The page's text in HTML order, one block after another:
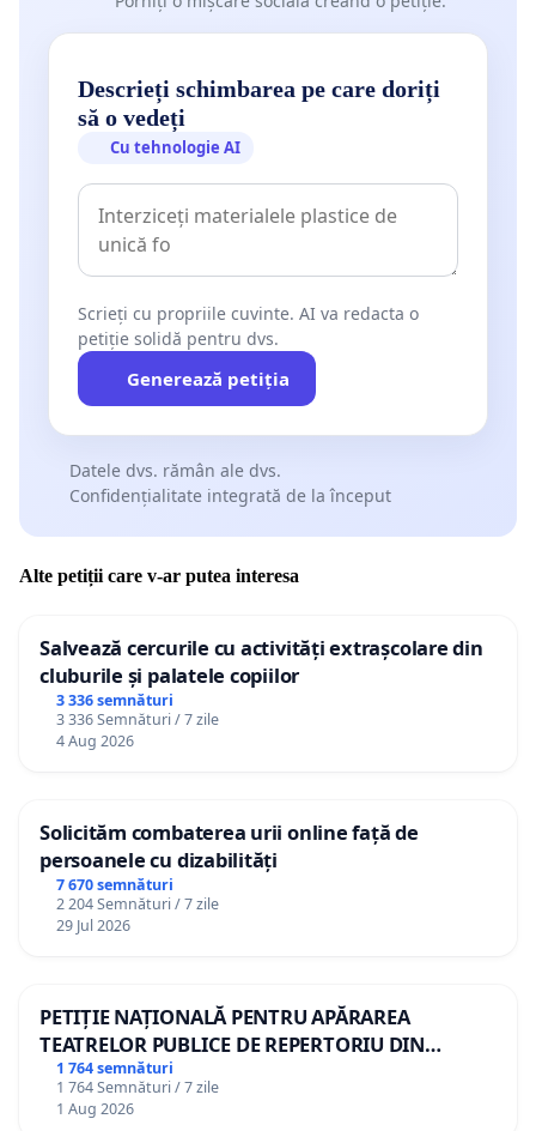
Descrieți schimbarea pe care doriți
să o vedeți
Cu tehnologie AI
Scrieți cu propriile cuvinte. AI va redacta o
petiție solidă pentru dvs.
Generează petiția
Datele dvs. rămân ale dvs.
Confidențialitate integrată de la început
Alte petiții care v-ar putea interesa
Salvează cercurile cu activități extrașcolare din
cluburile și palatele copiilor
3 336 semnături
3 336 Semnături / 7 zile
4 Aug 2026
Solicităm combaterea urii online față de
persoanele cu dizabilități
7 670 semnături
2 204 Semnături / 7 zile
29 Jul 2026
PETIȚIE NAȚIONALĂ PENTRU APĂRAREA
TEATRELOR PUBLICE DE REPERTORIU DIN
ROMÂNIA
1 764 semnături
1 764 Semnături / 7 zile
1 Aug 2026